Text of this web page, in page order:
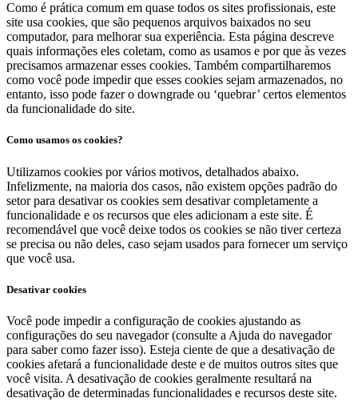
Como é prática comum em quase todos os sites profissionais, este
site usa cookies, que são pequenos arquivos baixados no seu
computador, para melhorar sua experiência. Esta página descreve
quais informações eles coletam, como as usamos e por que às vezes
precisamos armazenar esses cookies. Também compartilharemos
como você pode impedir que esses cookies sejam armazenados, no
entanto, isso pode fazer o downgrade ou ‘quebrar’ certos elementos
da funcionalidade do site.
Como usamos os cookies?
Utilizamos cookies por vários motivos, detalhados abaixo.
Infelizmente, na maioria dos casos, não existem opções padrão do
setor para desativar os cookies sem desativar completamente a
funcionalidade e os recursos que eles adicionam a este site. É
recomendável que você deixe todos os cookies se não tiver certeza
se precisa ou não deles, caso sejam usados ​​para fornecer um serviço
que você usa.
Desativar cookies
Você pode impedir a configuração de cookies ajustando as
configurações do seu navegador (consulte a Ajuda do navegador
para saber como fazer isso). Esteja ciente de que a desativação de
cookies afetará a funcionalidade deste e de muitos outros sites que
você visita. A desativação de cookies geralmente resultará na
desativação de determinadas funcionalidades e recursos deste site.